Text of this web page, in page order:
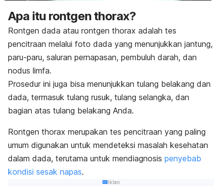
Apa itu rontgen thorax?
Rontgen dada atau rontgen thorax adalah tes
pencitraan melalui foto dada yang menunjukkan jantung,
paru-paru, saluran pernapasan, pembuluh darah, dan
nodus limfa.
Prosedur ini juga bisa menunjukkan tulang belakang dan
dada, termasuk tulang rusuk, tulang selangka, dan
bagian atas tulang belakang Anda.
Rontgen thorax merupakan tes pencitraan yang paling
umum digunakan untuk mendeteksi masalah kesehatan
dalam dada, terutama untuk mendiagnosis penyebab
kondisi sesak napas.
Iklan